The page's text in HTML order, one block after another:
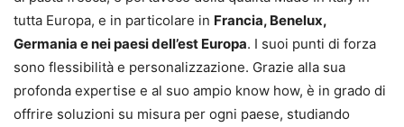
tutta Europa, e in particolare in Francia, Benelux,
Germania e nei paesi dell’est Europa. I suoi punti di forza
sono flessibilità e personalizzazione. Grazie alla sua
profonda expertise e al suo ampio know how, è in grado di
offrire soluzioni su misura per ogni paese, studiando